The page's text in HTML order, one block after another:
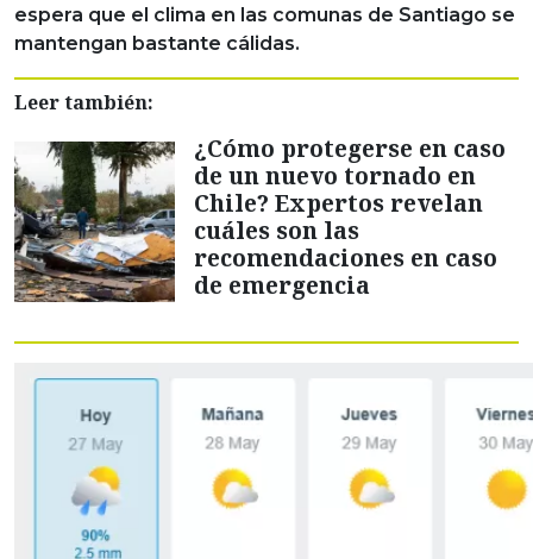
espera que el clima en las comunas de Santiago se
mantengan bastante cálidas.
Leer también:
¿Cómo protegerse en caso
de un nuevo tornado en
Chile? Expertos revelan
cuáles son las
recomendaciones en caso
de emergencia